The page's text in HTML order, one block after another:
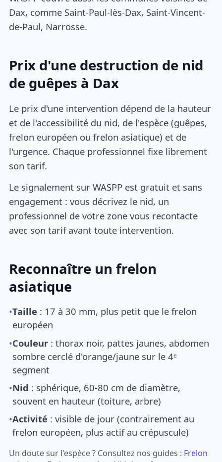
Dax, comme Saint-Paul-lès-Dax, Saint-Vincent-
de-Paul, Narrosse.
Prix d'une destruction de nid
de guêpes à Dax
Le prix d'une intervention dépend de la hauteur
et de l'accessibilité du nid, de l'espèce (guêpes,
frelon européen ou frelon asiatique) et de
l'urgence. Chaque professionnel fixe librement
son tarif.
Le signalement sur WASPP est gratuit et sans
engagement : vous décrivez le nid, un
professionnel de votre zone vous recontacte
avec son tarif avant toute intervention.
Reconnaître un frelon
asiatique
•Taille : 17 à 30 mm, plus petit que le frelon
européen
•Couleur : thorax noir, pattes jaunes, abdomen
sombre cerclé d'orange/jaune sur le 4ᵉ
segment
•Nid : sphérique, 60-80 cm de diamètre,
souvent en hauteur (toiture, arbre)
•Activité : visible de jour (contrairement au
frelon européen, plus actif au crépuscule)
Un doute sur l'espèce ? Consultez nos guides : Frelon